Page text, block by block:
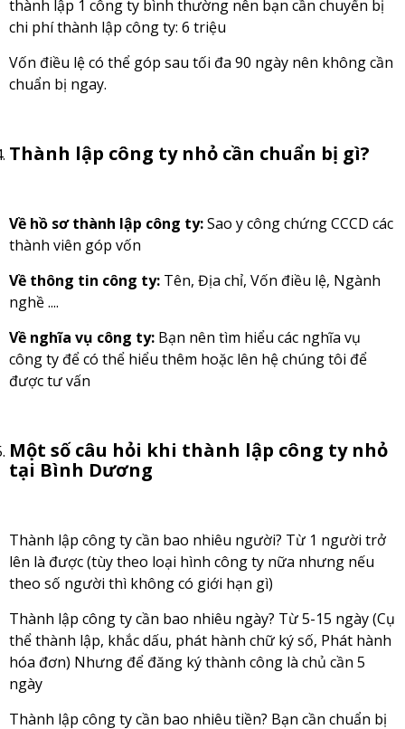
thành lập 1 công ty bình thường nên bạn cần chuyển bị
chi phí thành lập công ty: 6 triệu
Vốn điều lệ có thể góp sau tối đa 90 ngày nên không cần
chuẩn bị ngay.
Thành lập công ty nhỏ cần chuẩn bị gì?
Về hồ sơ thành lập công ty:Sao y công chứng CCCD các
thành viên góp vốn
Về thông tin công ty: Tên, Địa chỉ, Vốn điều lệ, Ngành
nghề ....
Về nghĩa vụ công ty: Bạn nên tìm hiểu các nghĩa vụ
công ty để có thể hiểu thêm hoặc lên hệ chúng tôi để
được tư vấn
Một số câu hỏi khi thành lập công ty nhỏ
tại Bình Dương
Thành lập công ty cần bao nhiêu người? Từ 1 người trở
lên là được (tùy theo loại hình công ty nữa nhưng nếu
theo số người thì không có giới hạn gì)
Thành lập công ty cần bao nhiêu ngày? Từ 5-15 ngày (Cụ
thể thành lập, khắc dấu, phát hành chữ ký số, Phát hành
hóa đơn) Nhưng để đăng ký thành công là chủ cần 5
ngày
Thành lập công ty cần bao nhiêu tiền? Bạn cần chuẩn bị